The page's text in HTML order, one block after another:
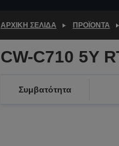
ΑΡΧΙΚΗ ΣΕΛΙΔΑ ΠΡΟΪΌΝΤΑ
CW-C710 5Y
Συμβατότητα